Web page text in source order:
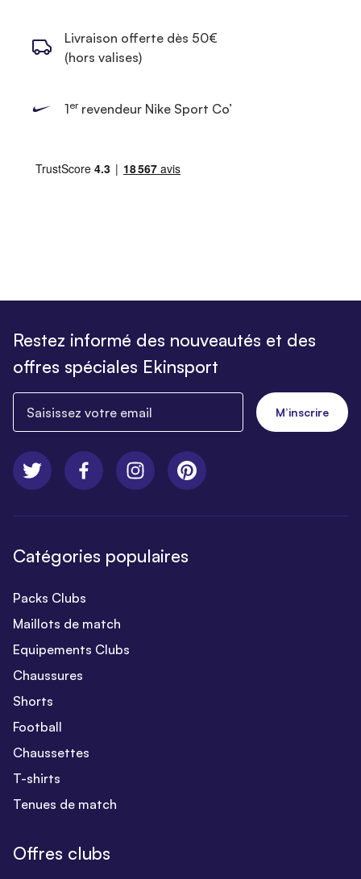
Livraison offerte dès 50€
(hors valises)
1errevendeur Nike Sport Co’
Restez informé des nouveautés et des
offres spéciales Ekinsport
M’inscrire
Catégories populaires
Packs Clubs
Maillots de match
Equipements Clubs
Chaussures
Shorts
Football
Chaussettes
T-shirts
Tenues de match
Offres clubs